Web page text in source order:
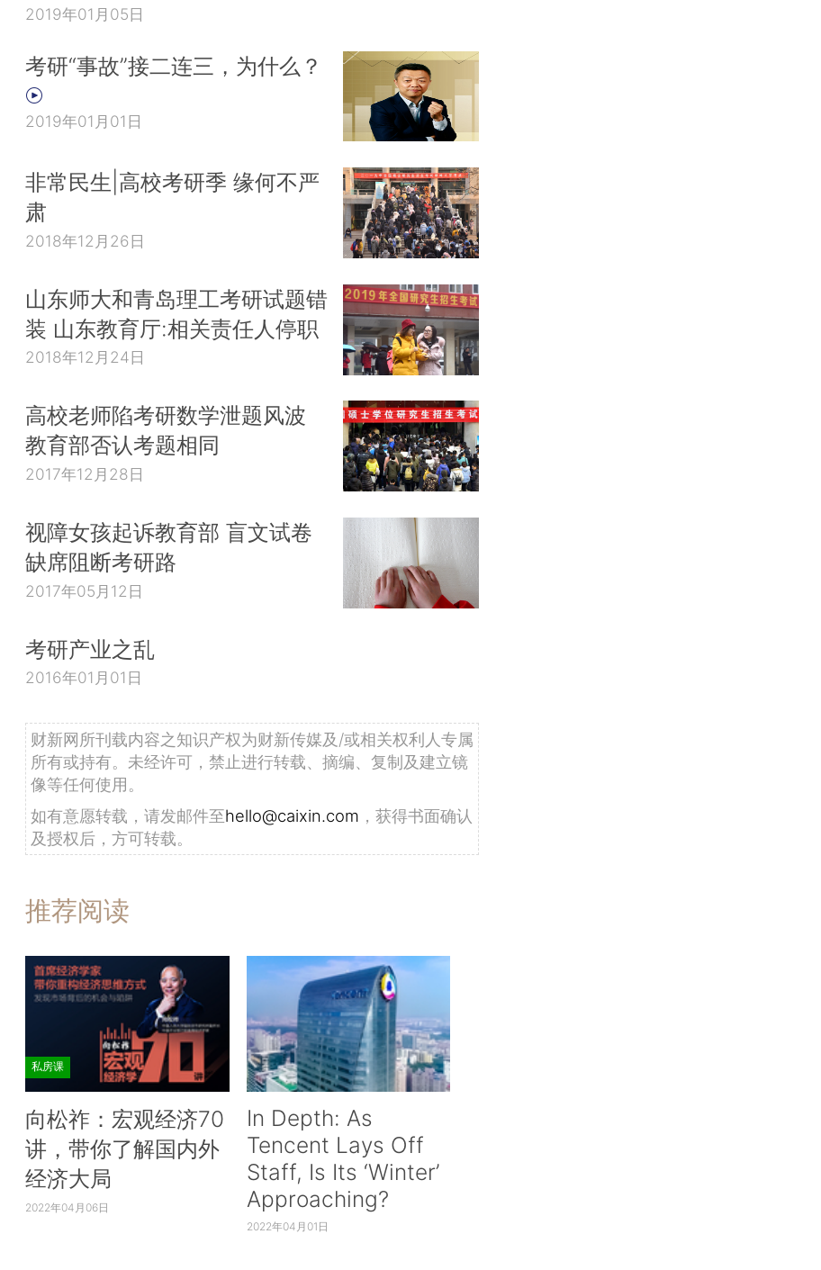
2019年01月05日
考研“事故”接二连三，为什么？
2019年01月01日
非常民生|高校考研季 缘何不严
肃
2018年12月26日
山东师大和青岛理工考研试题错
装 山东教育厅:相关责任人停职
2018年12月24日
高校老师陷考研数学泄题风波
教育部否认考题相同
2017年12月28日
视障女孩起诉教育部 盲文试卷
缺席阻断考研路
2017年05月12日
考研产业之乱
2016年01月01日
财新网所刊载内容之知识产权为财新传媒及/或相关权利人专属
所有或持有。未经许可，禁止进行转载、摘编、复制及建立镜
像等任何使用。
如有意愿转载，请发邮件至hello@caixin.com ，获得书面确认
及授权后，方可转载。
推荐阅读
私房课
向松祚：宏观经济70
讲，带你了解国内外
经济大局
2022年04月06日
In Depth: As
Tencent Lays Off
Staff, Is Its ‘Winter’
Approaching?
2022年04月01日